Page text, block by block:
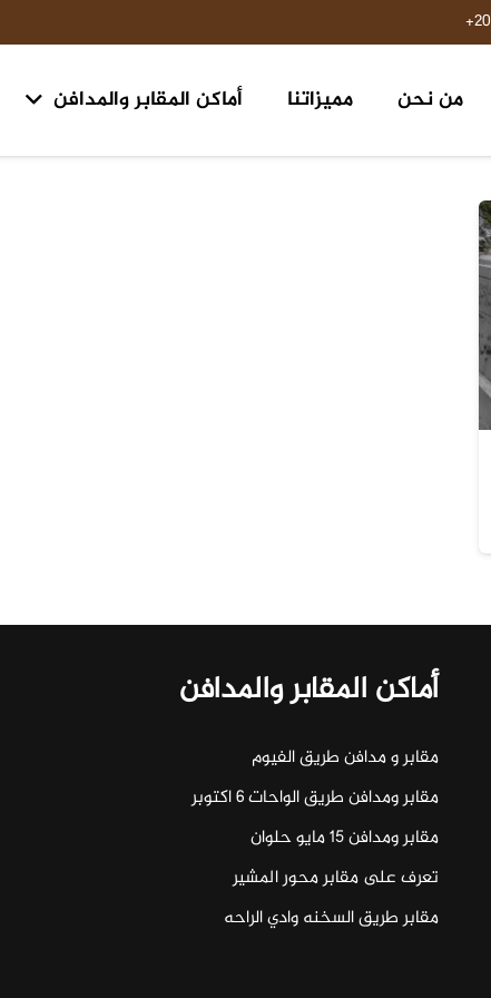
من نحن مميزاتنا أماكن المقابر والمدافن
أماكن المقابر والمدافن
مقابر و مدافن طريق الفيوم
مقابر ومدافن طريق الواحات ٦ اكتوبر
مقابر ومدافن ١٥ مايو حلوان
تعرف على مقابر محور المشير
مقابر طريق السخنه وادي الراحه